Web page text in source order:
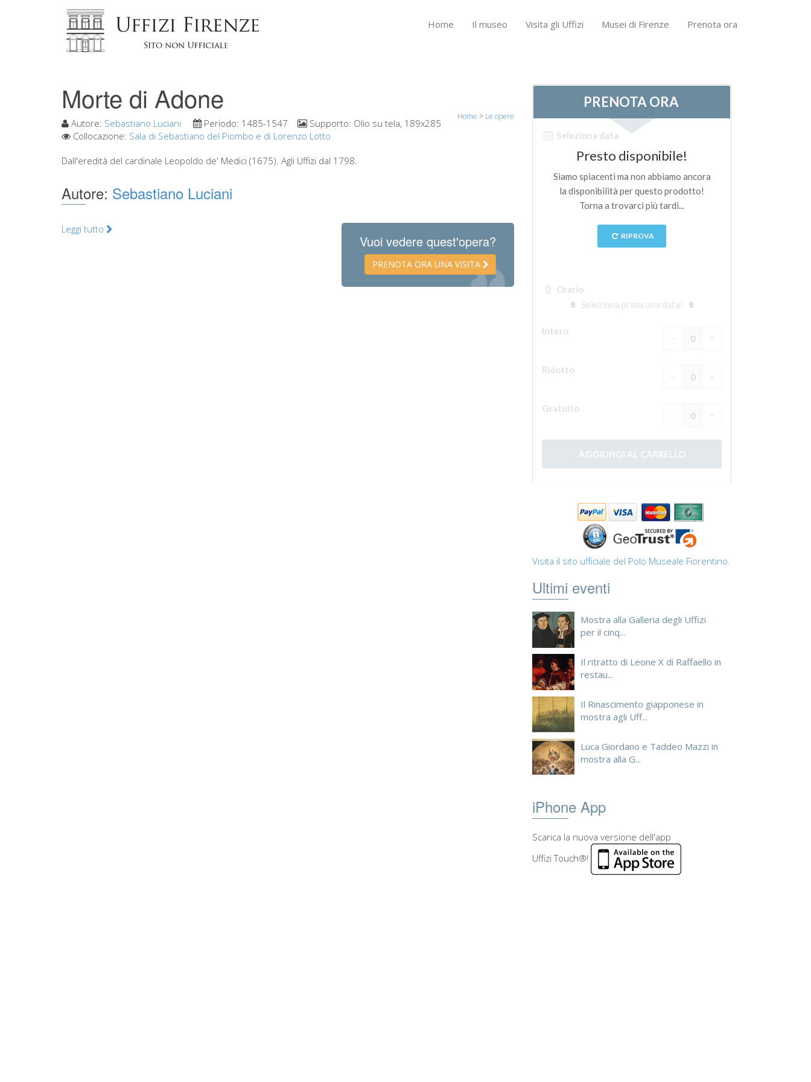
Home Il museo Visita gli Uffizi Musei di Firenze Prenota ora
Morte di Adone
Home > Le opere
Autore: Sebastiano Luciani Periodo: 1485-1547 Supporto: Olio su tela, 189x285
Collocazione: Sala di Sebastiano del Piombo e di Lorenzo Lotto
Dall'eredità del cardinale Leopoldo de' Medici (1675). Agli Uffizi dal 1798.
Autore: Sebastiano Luciani
Vuoi vedere quest'opera?
PRENOTA ORA UNA VISITA
Leggi tutto
Visita il sito ufficiale del Polo Museale Fiorentino.
Ultimi eventi
Mostra alla Galleria degli Uffizi
per il cinq...
Il ritratto di Leone X di Raffaello in
restau...
Il Rinascimento giapponese in
mostra agli Uff...
Luca Giordano e Taddeo Mazzi in
mostra alla G...
iPhone App
Scarica la nuova versione dell'app
Uffizi Touch®!